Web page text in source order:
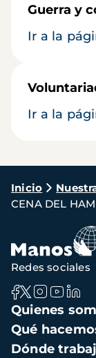
Guerra y
Ir a la
Ir a la
Ruta
de
Inicio
CENA DEL
Navegación
principal
Quienes
Qué
Dónde
Redes sociales